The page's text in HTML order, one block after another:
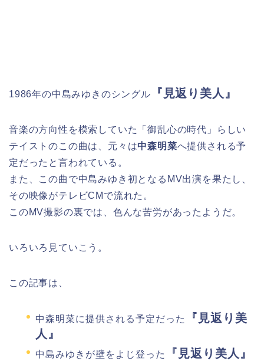
1986年の中島みゆきのシングル 『見返り美人』
音楽の方向性を模索していた「御乱心の時代」らしい
テイストのこの曲は、元々は中森明菜へ提供される予
定だったと言われている。
また、この曲で中島みゆき初となるMV出演を果たし、
その映像がテレビCMで流れた。
このMV撮影の裏では、色んな苦労があったようだ。
いろいろ見ていこう。
この記事は、
中森明菜に提供される予定だった
『見返り美
人』
中島みゆきが壁をよじ登った 『見返り美人』